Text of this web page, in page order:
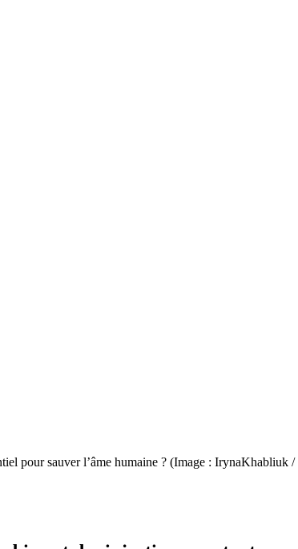
pour sauver l’âme humaine ? (Image : IrynaKhabliuk /